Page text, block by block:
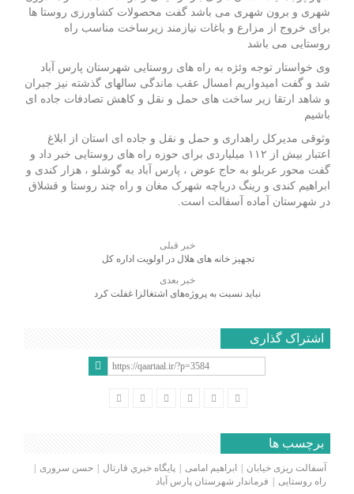
شهری و برون شهری می باشد گفت محصولات کشاورزی روستا ها
برای خروج از مزارع و باغات نیازمند زیرساخت مناسب راه
روستایی می باشد
وی خواستار توجه وئژه به راه های روستایی شهرستان پارس آباد
شد و گفت امیدواریم امسال عقب ماندگی سالهای گذشته نیز جبران
و شاهد ارتقا زیر ساخت های حمل و نقل و کاهش تصادفات جاده ای
باشیم
وثوقی مدیرکل راهداری و حمل و نقل و جاده ای استان از ابلاغ
اعتبار بیش از ۱۱۲ میلیاردی برای حوزه راه های روستایی خبر داد و
گفت محور عربلو به حاج عوض ، پارس آباد به گوشلو ، هزار کندی و
ابراهیم کندی و رینگ دریاچه شهرک مغان و راه چند روستا و قشلاق
در شهرستان آماده آسفالت است.
خبر قبلی
تجهیز خانه های هلال در اولویت اداره کل
خبر بعدی
نباید نسبت به پروژه‌های اشتغالزا غفلت کرد
اشتراک گذاری
برچسب ها
آسفالت ریزی خیابان ابراهیم امامی پايگاه خبري قارتال
حسن سروری
راه روستایی
فرماندار شهرستان پارس آباد